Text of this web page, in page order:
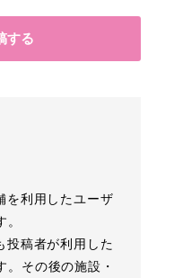
する
を利用したユーザ
稿者が利用した
。その後の施設・